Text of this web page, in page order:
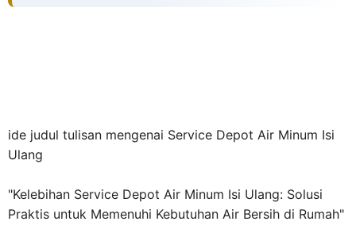
ide judul tulisan mengenai Service Depot Air Minum Isi
Ulang
"Kelebihan Service Depot Air Minum Isi Ulang: Solusi
Praktis untuk Memenuhi Kebutuhan Air Bersih di Rumah"